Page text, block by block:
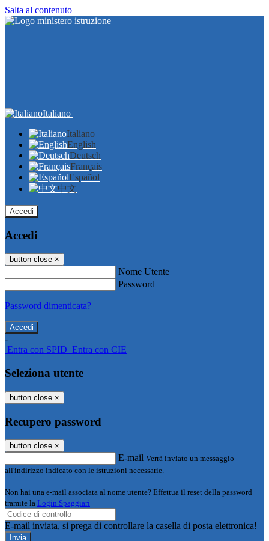
Salta al contenuto
Italiano
Italiano
English
Deutsch
Français
Español
中文
Accedi
Accedi
button close ×
Nome Utente
Password
Password dimenticata?
-
Entra con SPID Entra con CIE
Seleziona utente
button close ×
Recupero password
button close ×
E-mail Verrà inviato un messaggio
all'indirizzo indicato con le istruzioni necessarie.
Non hai una e-mail associata al nome utente? Effettua il reset della password
tramite la Login Spaggiari
E-mail inviata, si prega di controllare la casella di posta elettronica!